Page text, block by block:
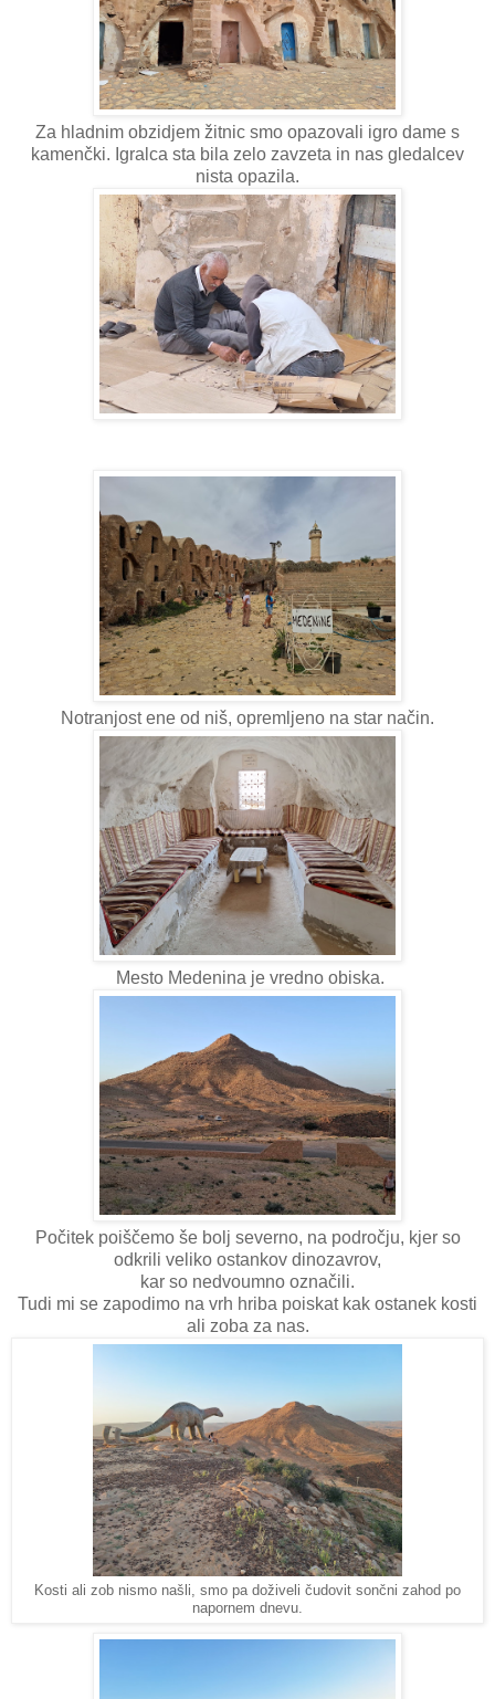
Za hladnim obzidjem žitnic smo opazovali igro dame s
kamenčki. Igralca sta bila zelo zavzeta in nas gledalcev
nista opazila.
Notranjost ene od niš, opremljeno na star način.
Mesto Medenina je vredno obiska.
Počitek poiščemo še bolj severno, na področju, kjer so
odkrili veliko ostankov dinozavrov,
kar so nedvoumno označili.
Tudi mi se zapodimo na vrh hriba poiskat kak ostanek kosti
ali zoba za nas.
Kosti ali zob nismo našli, smo pa doživeli čudovit sončni zahod po
napornem dnevu.